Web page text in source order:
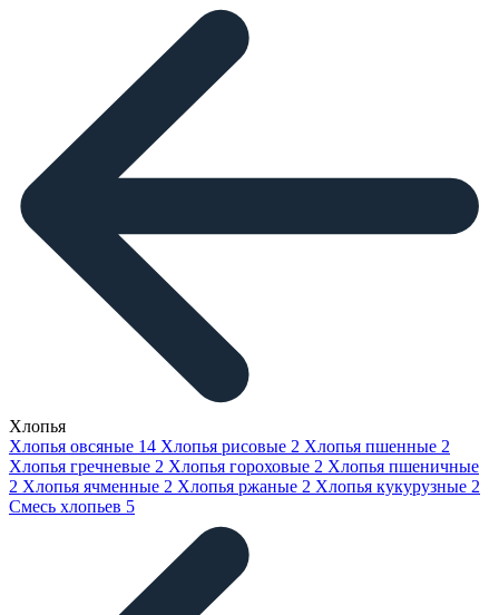
Хлопья
Хлопья овсяные 14 Хлопья рисовые 2 Хлопья пшенные 2
Хлопья гречневые 2 Хлопья гороховые 2 Хлопья пшеничные
2 Хлопья ячменные 2 Хлопья ржаные 2 Хлопья кукурузные 2
Смесь хлопьев 5